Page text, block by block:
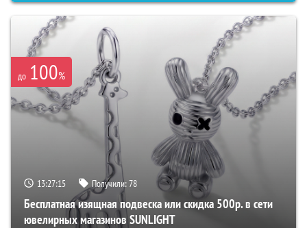
до 100%
13:27:14 Получили:78
Бесплатная изящная подвеска или скидка 500р. в сети
ювелирных магазинов SUNLIGHT